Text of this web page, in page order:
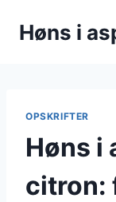
Høns i
OPSKRIFTER
Høns i
citron: